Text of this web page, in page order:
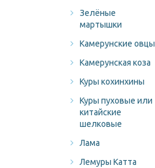
Зелёные
мартышки
Камерунские овцы
Камерунская коза
Куры кохинхины
Куры пуховые или
китайские
шелковые
Лама
Лемуры Катта